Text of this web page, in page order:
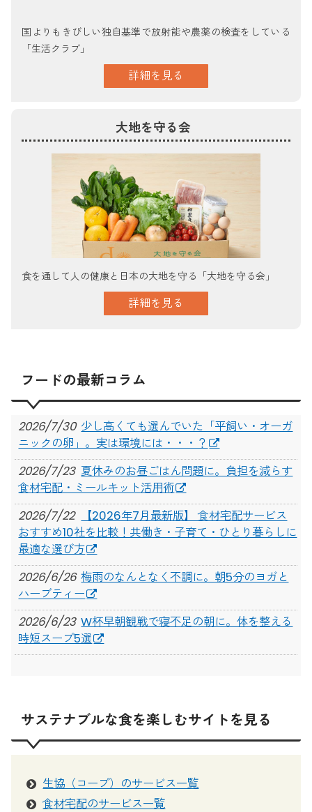
国よりもきびしい独自基準で放射能や農薬の検査をしている
「生活クラブ」
詳細を見る
大地を守る会
食を通して人の健康と日本の大地を守る「大地を守る会」
詳細を見る
フードの最新コラム
2026/7/30 少し高くても選んでいた「平飼い・オーガ
ニックの卵」。実は環境には・・・？
2026/7/23 夏休みのお昼ごはん問題に。負担を減らす
食材宅配・ミールキット活用術
2026/7/22
【2026年7月最新版】 食材宅配サービス
おすすめ10社を比較！共働き・子育て・ひとり暮らしに
最適な選び方
2026/6/26 梅雨のなんとなく不調に。朝5分のヨガと
ハーブティー
2026/6/23 W杯早朝観戦で寝不足の朝に。体を整える
時短スープ5選
サステナブルな食を楽しむサイトを見る
生協（コープ）のサービス一覧
食材宅配のサービス一覧